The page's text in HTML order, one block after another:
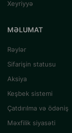
Xeyriyyə
MƏLUMAT
Rəylər
Sifarişin statusu
Aksiya
Keşbek sistemi
Çatdırılma və ödəniş
Məxfilik siyasəti